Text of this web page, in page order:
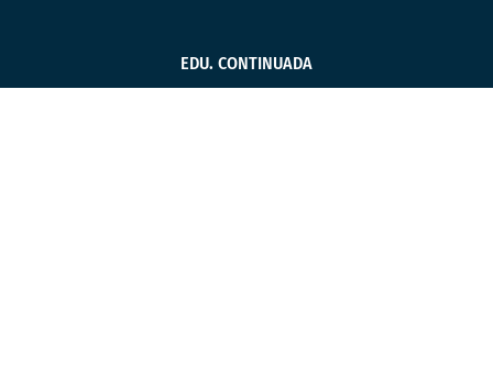
EDU. CONTINUADA